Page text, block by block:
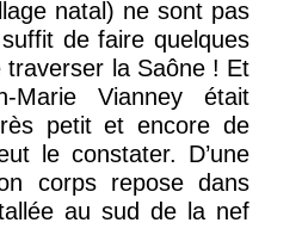
natal) ne sont pas
de faire quelques
traverser la Saône ! Et
Marie Vianney était
petit et encore de
le constater. D’une
corps repose dans
au sud de la nef